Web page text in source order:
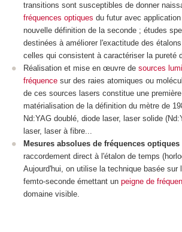
transitions sont susceptibles de donner
fréquences optiques du futur avec
nouvelle définition de la seconde ; études
destinées à améliorer l'exactitude des
celles qui consistent à caractériser la pureté
Réalisation et mise en œuvre de sources
fréquence sur des raies atomiques ou
de ces sources lasers constitue une
matérialisation de la définition du mètre de
Nd:YAG doublé, diode laser, laser solide
laser, laser à fibre...
Mesures absolues de fréquences optiques
raccordement direct à l'étalon de temps
Aujourd'hui, on utilise la technique basée sur
femto-seconde émettant un peigne de
domaine visible.